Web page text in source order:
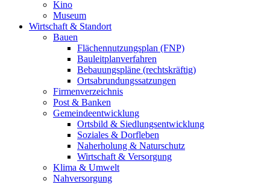
Kino
Museum
Wirtschaft & Standort
Bauen
Flächennutzungsplan (FNP)
Bauleitplanverfahren
Bebauungspläne (rechtskräftig)
Ortsabrundungssatzungen
Firmenverzeichnis
Post & Banken
Gemeindeentwicklung
Ortsbild & Siedlungsentwicklung
Soziales & Dorfleben
Naherholung & Naturschutz
Wirtschaft & Versorgung
Klima & Umwelt
Nahversorgung